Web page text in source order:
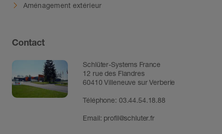
Aménagement extérieur
Contact
Schlüter-Systems France
12 rue des Flandres
60410 Villeneuve sur Verberie
Téléphone: 03.44.54.18.88
Email: profil@schluter.fr